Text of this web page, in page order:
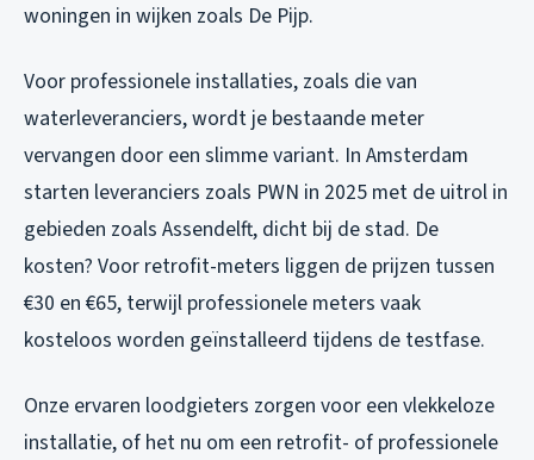
woningen in wijken zoals De Pijp.
Voor professionele installaties, zoals die van
waterleveranciers, wordt je bestaande meter
vervangen door een slimme variant. In Amsterdam
starten leveranciers zoals PWN in 2025 met de uitrol in
gebieden zoals Assendelft, dicht bij de stad. De
kosten? Voor retrofit-meters liggen de prijzen tussen
€30 en €65, terwijl professionele meters vaak
kosteloos worden geïnstalleerd tijdens de testfase.
Onze ervaren loodgieters zorgen voor een vlekkeloze
installatie, of het nu om een retrofit- of professionele